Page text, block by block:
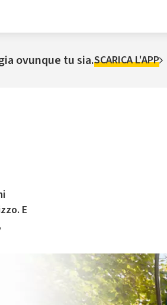
ovunque tu sia.SCARICA L'APP
E